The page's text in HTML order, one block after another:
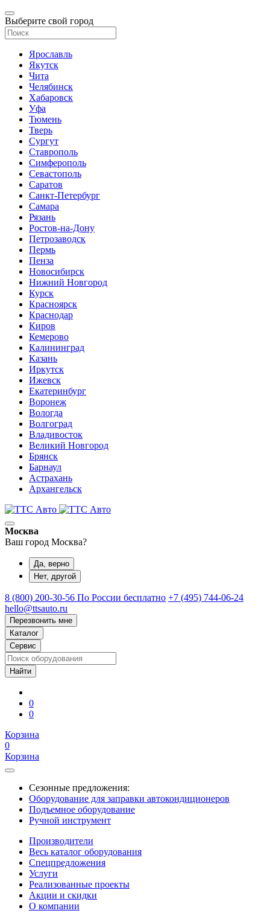
Выберите свой город
Ярославль
Якутск
Чита
Челябинск
Хабаровск
Уфа
Тюмень
Тверь
Сургут
Ставрополь
Симферополь
Севастополь
Саратов
Санкт-Петербург
Самара
Рязань
Ростов-на-Дону
Петрозаводск
Пермь
Пенза
Новосибирск
Нижний Новгород
Курск
Красноярск
Краснодар
Киров
Кемерово
Калининград
Казань
Иркутск
Ижевск
Екатеринбург
Воронеж
Вологда
Волгоград
Владивосток
Великий Новгород
Брянск
Барнаул
Астрахань
Архангельск
Москва
Ваш город Москва?
Да, верно
Нет, другой
8 (800) 200-30-56 По России бесплатно +7 (495) 744-06-24
hello@ttsauto.ru
Перезвонить мне
Каталог
Сервис
0
0
Корзина
0
Корзина
Сезонные предложения:
Оборудование для заправки автокондиционеров
Подъемное оборудование
Ручной инструмент
Производители
Весь каталог оборудования
Спецпредложения
Услуги
Реализованные проекты
Акции и скидки
О компании